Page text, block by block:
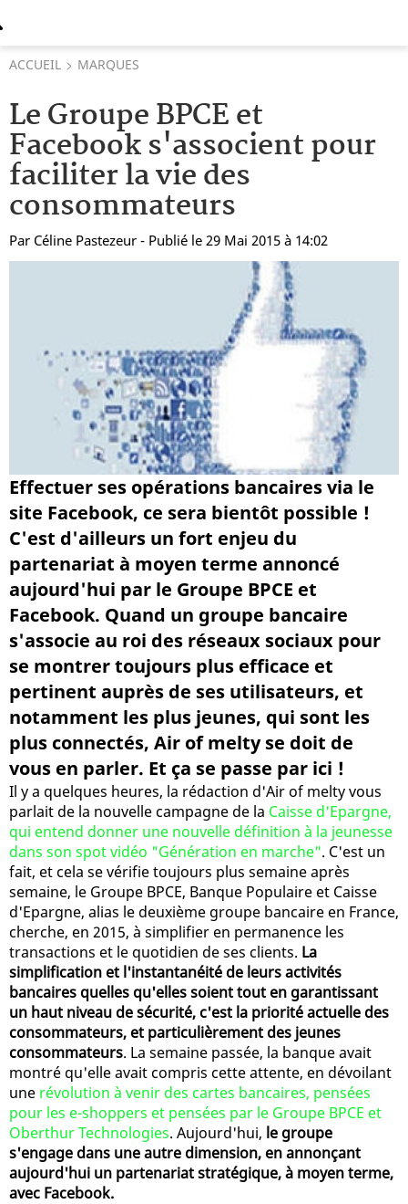
ACCUEIL MARQUES
Le Groupe BPCE et
Facebook s'associent pour
faciliter la vie des
consommateurs
Par Céline Pastezeur - Publié le 29 Mai 2015 à 14:02
Effectuer ses opérations bancaires via le
site Facebook, ce sera bientôt possible !
C'est d'ailleurs un fort enjeu du
partenariat à moyen terme annoncé
aujourd'hui par le Groupe BPCE et
Facebook. Quand un groupe bancaire
s'associe au roi des réseaux sociaux pour
se montrer toujours plus efficace et
pertinent auprès de ses utilisateurs, et
notamment les plus jeunes, qui sont les
plus connectés, Air of melty se doit de
vous en parler. Et ça se passe par ici !
Il y a quelques heures, la rédaction d'Air of melty vous
parlait de la nouvelle campagne de la Caisse d'Epargne,
qui entend donner une nouvelle définition à la jeunesse
dans son spot vidéo "Génération en marche". C'est un
fait, et cela se vérifie toujours plus semaine après
semaine, le Groupe BPCE, Banque Populaire et Caisse
d'Epargne, alias le deuxième groupe bancaire en France,
cherche, en 2015, à simplifier en permanence les
transactions et le quotidien de ses clients. La
simplification et l'instantanéité de leurs activités
bancaires quelles qu'elles soient tout en garantissant
un haut niveau de sécurité, c'est la priorité actuelle des
consommateurs, et particulièrement des jeunes
consommateurs. La semaine passée, la banque avait
montré qu'elle avait compris cette attente, en dévoilant
une révolution à venir des cartes bancaires, pensées
pour les e-shoppers et pensées par le Groupe BPCE et
Oberthur Technologies. Aujourd'hui, le groupe
s'engage dans une autre dimension, en annonçant
aujourd'hui un partenariat stratégique, à moyen terme,
avec Facebook.